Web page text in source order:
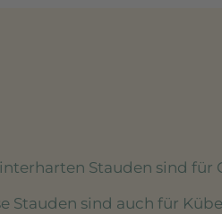
Stauden sind für
Stauden sind auch für